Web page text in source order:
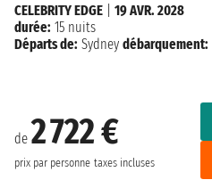
de 2 722 €
prix par personne taxes incluses
CELEBRITY EDGE
19 AVR. 2028
durée: 15 nuits
Départs de: Sydney débarquement: